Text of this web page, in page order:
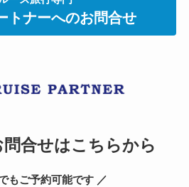
トナーへのお問合せ
合せはこちらから
もご予約可能です ／